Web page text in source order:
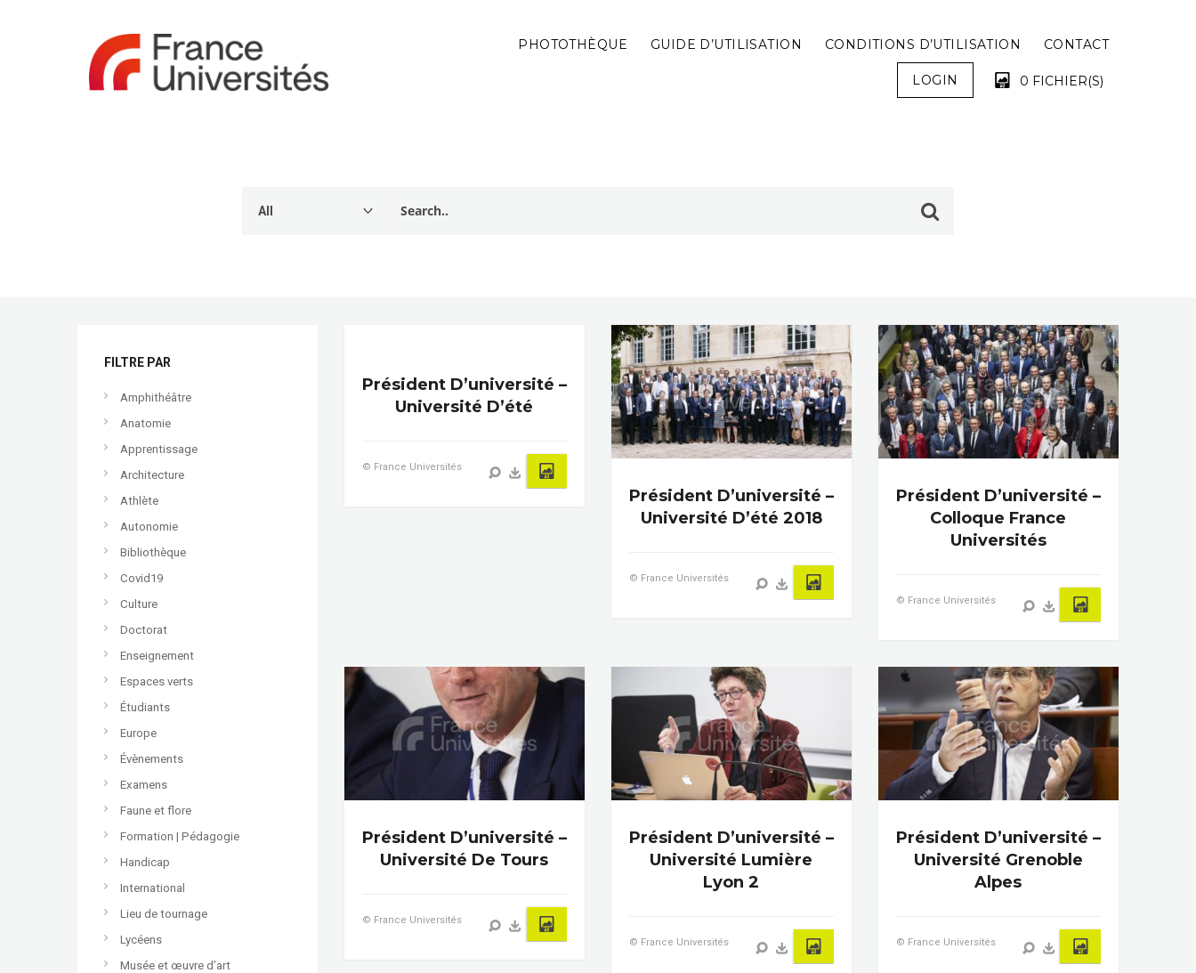
PHOTOTHÈQUE GUIDE D’UTILISATION CONDITIONS D’UTILISATION CONTACT
LOGIN 0 FICHIER(S)
FILTRE PAR
Amphithéâtre
Anatomie
Apprentissage
Architecture
Athlète
Autonomie
Bibliothèque
Covid19
Culture
Doctorat
Enseignement
Espaces verts
Étudiants
Europe
Évènements
Examens
Faune et flore
Formation | Pédagogie
Handicap
International
Lieu de tournage
Lycéens
Musée et œuvre d’art
Président D’université –
Université D’été
© France Universités
Président D’université –
Université D’été 2018
© France Universités
Président D’université –
Colloque France
Universités
© France Universités
Président D’université –
Université De Tours
© France Universités
Président D’université –
Université Lumière
Lyon 2
© France Universités
Président D’université –
Université Grenoble
Alpes
© France Universités